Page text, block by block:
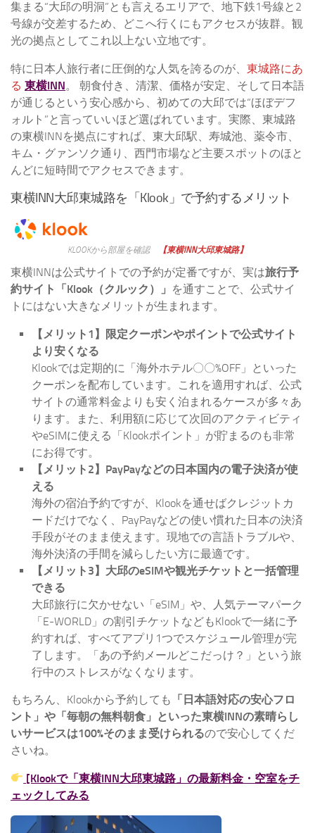
集まる“大邱の明洞”とも言えるエリアで、地下鉄1号線と2
号線が交差するため、どこへ行くにもアクセスが抜群。観
光の拠点としてこれ以上ない立地です。
特に日本人旅行者に圧倒的な人気を誇るのが、 東城路にあ
る 東横INN。 朝食付き、清潔、価格が安定、そして日本語
が通じるという安心感から、初めての大邱では“ほぼデフ
ォルト”と言っていいほど選ばれています。実際、東城路
の東横INNを拠点にすれば、東大邱駅、寿城池、薬令市、
キム・グァンソク通り、西門市場など主要スポットのほと
んどに短時間でアクセスできます。
東横INN大邱東城路を「Klook」で予約するメリット
KLOOKから部屋を確認 【東横INN大邱東城路】
東横INNは公式サイトでの予約が定番ですが、実は旅行予
約サイト「Klook（クルック）」 を通すことで、公式サイ
トにはない大きなメリットが生まれます。
【メリット1】限定クーポンやポイントで公式サイト
より安くなる
Klookでは定期的に「海外ホテル〇〇%OFF」といった
クーポンを配布しています。これを適用すれば、公式
サイトの通常料金よりも安く泊まれるケースが多々あ
ります。また、利用額に応じて次回のアクティビティ
やeSIMに使える「Klookポイント」が貯まるのも非常
にお得です。
【メリット2】PayPayなどの日本国内の電子決済が使
える
海外の宿泊予約ですが、Klookを通せばクレジットカ
ードだけでなく、PayPayなどの使い慣れた日本の決済
手段がそのまま使えます。現地での言語トラブルや、
海外決済の手間を減らしたい方に最適です。
【メリット3】大邱のeSIMや観光チケットと一括管理
できる
大邱旅行に欠かせない「eSIM」や、人気テーマパーク
「E-WORLD」の割引チケットなどもKlookで一緒に予
約すれば、すべてアプリ1つでスケジュール管理が完
了します。「あの予約メールどこだっけ？」という旅
行中のストレスがなくなります。
もちろん、Klookから予約しても 「日本語対応の安心フロ
ント」や「毎朝の無料朝食」といった東横INNの素晴らし
いサービスは100%そのまま受けられるので安心してくだ
さいね。
[Klookで「東横INN大邱東城路」の最新料金・空室をチ
ェックしてみる